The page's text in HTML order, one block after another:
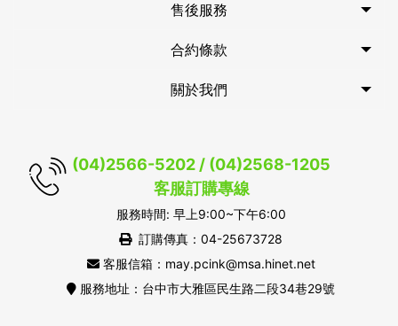
售後服務
合約條款
關於我們
(04)2566-5202 / (04)2568-1205
客服訂購專線
服務時間: 早上9:00~下午6:00
訂購傳真：04-25673728
客服信箱：may.pcink@msa.hinet.net
服務地址：台中市大雅區民生路二段34巷29號